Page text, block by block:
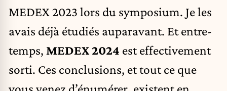
MEDEX 2023 lors du symposium. Je les
avais déjà étudiés auparavant. Et entre-
temps, MEDEX 2024 est effectivement
sorti. Ces conclusions, et tout ce que